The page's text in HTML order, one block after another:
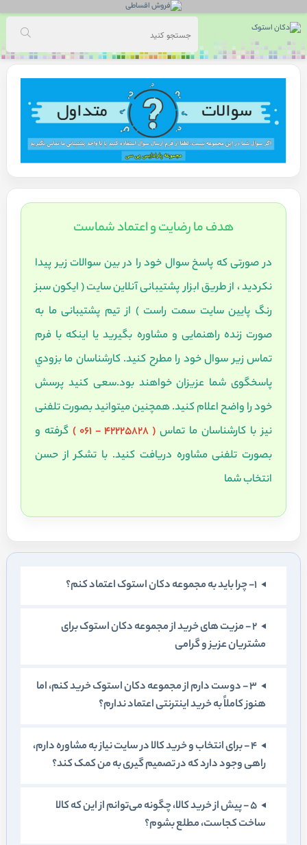
هدف ما رضايت و اعتماد شماست
در صورتی که پاسخ سوال خود را در بين سوالات زير پيدا
نکرديد ، از طريق ابزار پشتيبانی آنلاين سايت ( ايکون سبز
رنگ پايين سايت سمت راست ) از تيم پشتيبانی ما به
صورت زنده راهنمايی و مشاوره بگيريد يا اينکه با فرم
تماس زير سوال خود را مطرح کنيد. کارشناسان ما بزودي
پاسخگوی شما عزيزان خواهند بود.سعی کنيد پرسش
خود را واضح اعلام کنيد. همچنين ميتوانيد بصورت تلفنی
نيز با کارشناسان ما تماس ( 42225828 - 061 )
گرفته و
بصورت تلفنی مشاوره دريافت کنيد. با تشکر از حسن
انتخاب شما
1- چرا بايد به مجموعه دکان استوک اعتماد کنم؟
2 - مزيت های خريد از مجموعه دکان استوک برای
مشتريان عزيز و گرامی
3 - دوست دارم از مجموعه دکان استوک خريد کنم، اما
هنوز کاملاً به خريد اينترنتی اعتماد ندارم؟
4 - برای انتخاب و خريد کالا در سايت نياز به مشاوره دارم،
راهی وجود دارد که در تصميم‏ گيری به من کمک کند؟
5 - پيش از خريد کالا، چگونه می‏‌توانم از اين که کالا
ساخت کجاست، مطلع بشوم؟